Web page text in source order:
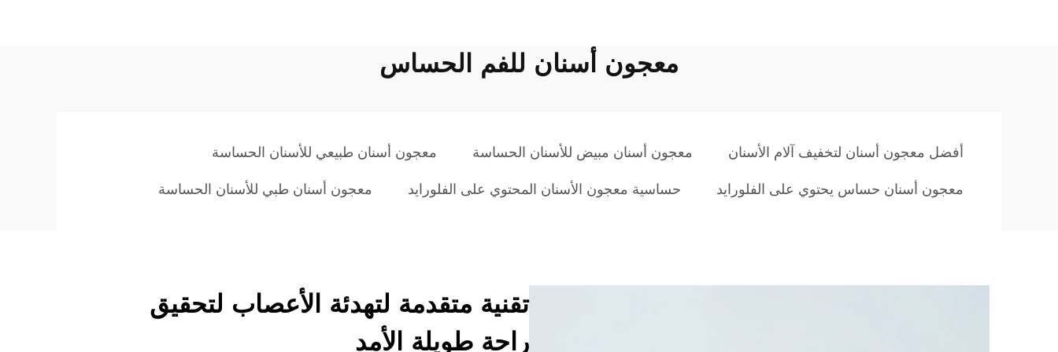
معجون أسنان للفم الحساس
أفضل معجون أسنان لتخفيف آلام الأسنان معجون أسنان مبيض للأسنان الحساسة
معجون أسنان طبيعي للأسنان الحساسة
معجون أسنان حساس يحتوي على الفلورايد
حساسية معجون الأسنان المحتوي على الفلورايد معجون أسنان طبي للأسنان الحساسة
تقنية متقدمة لتهدئة الأعصاب لتحقيق
راحة طويلة الأمد